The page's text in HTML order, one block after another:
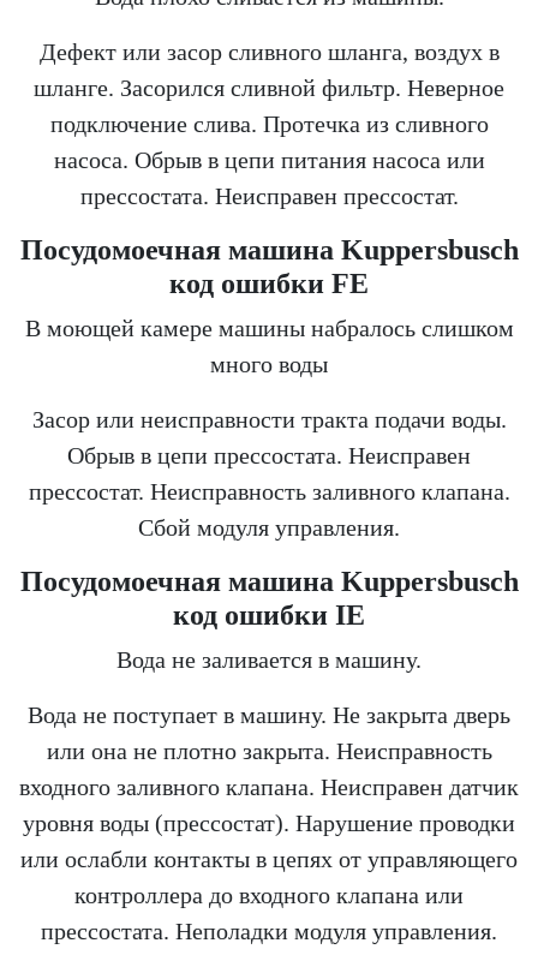
Дефект или засор сливного шланга, воздух в
шланге. Засорился сливной фильтр. Неверное
подключение слива. Протечка из сливного
насоса. Обрыв в цепи питания насоса или
прессостата. Неисправен прессостат.
Посудомоечная машина Kuppersbusch
код ошибки FE
В моющей камере машины набралось слишком
много воды
Засор или неисправности тракта подачи воды.
Обрыв в цепи прессостата. Неисправен
прессостат. Неисправность заливного клапана.
Сбой модуля управления.
Посудомоечная машина Kuppersbusch
код ошибки IE
Вода не заливается в машину.
Вода не поступает в машину. Не закрыта дверь
или она не плотно закрыта. Неисправность
входного заливного клапана. Неисправен датчик
уровня воды (прессостат). Нарушение проводки
или ослабли контакты в цепях от управляющего
контроллера до входного клапана или
прессостата. Неполадки модуля управления.